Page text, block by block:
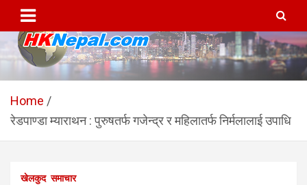
content
HKNepal.com – हङकङबाट
सञ्चालित पहिलो नेपाली अनलाईन
पत्रिका
hknepal, hknepal.com, hk nepal, hk nepal com
Home
रेडपाण्डा म्याराथन : पुरुषतर्फ गजेन्द्र र महिलातर्फ निर्मलालाई उपाधि
खेलकुद समाचार